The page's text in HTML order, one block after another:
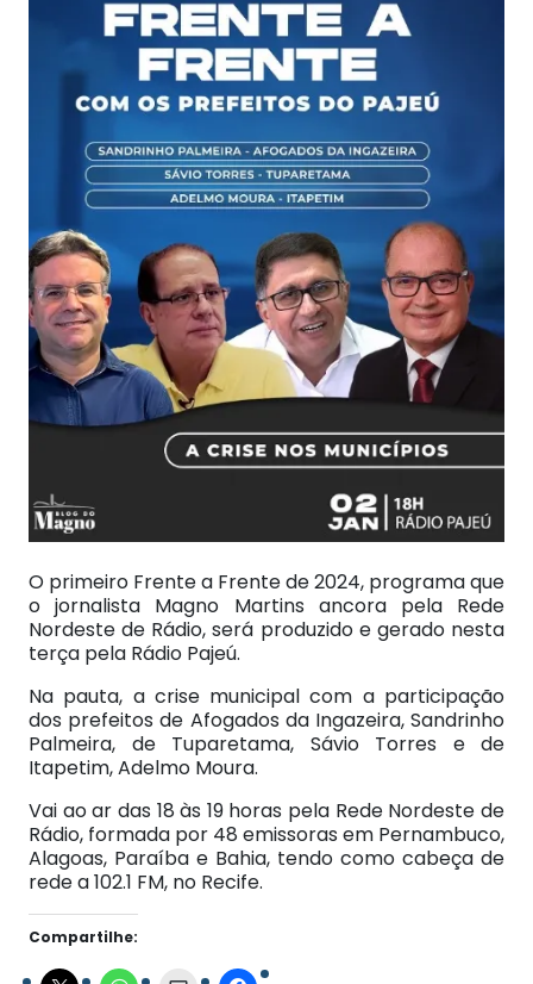
O primeiro Frente a Frente de 2024, programa que
o jornalista Magno Martins ancora pela Rede
Nordeste de Rádio, será produzido e gerado nesta
terça pela Rádio Pajeú.
Na pauta, a crise municipal com a participação
dos prefeitos de Afogados da Ingazeira, Sandrinho
Palmeira, de Tuparetama, Sávio Torres e de
Itapetim, Adelmo Moura.
Vai ao ar das 18 às 19 horas pela Rede Nordeste de
Rádio, formada por 48 emissoras em Pernambuco,
Alagoas, Paraíba e Bahia, tendo como cabeça de
rede a 102.1 FM, no Recife.
Compartilhe: